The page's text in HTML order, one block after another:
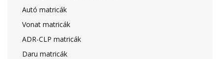
Autó matricák
Vonat matricák
ADR-CLP matricák
Daru matricák